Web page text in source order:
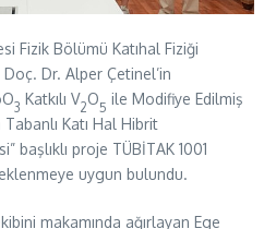
Fizik Bölümü Katıhal Fiziği
Dr. Alper Çetinel’in
3 Katkılı V2O5 ile Modifiye Edilmiş
Katı Hal Hibrit
başlıklı proje TÜBİTAK 1001
uygun bulundu.
makamında ağırlayan Ege